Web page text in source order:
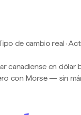
de cambio real ·
canadiense en dólar
con Morse — sin